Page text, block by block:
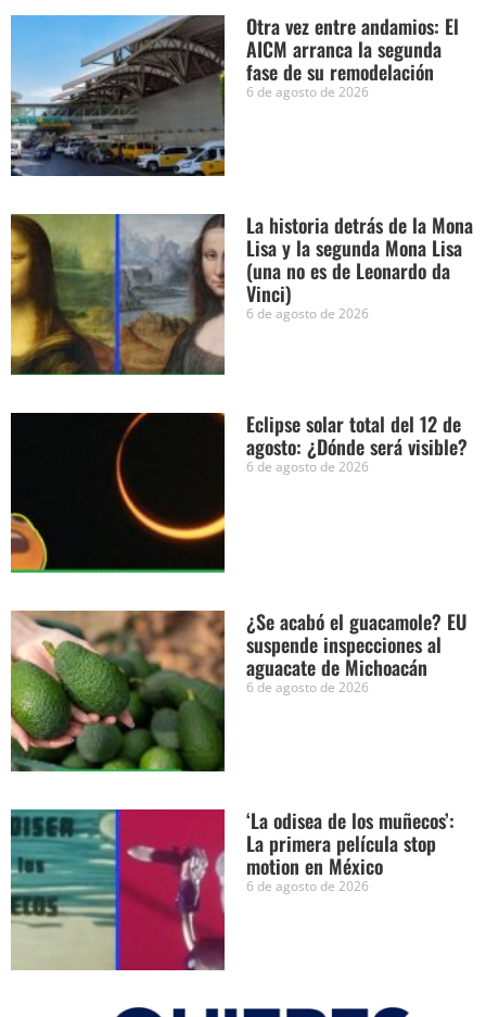
Otra vez entre andamios: El
AICM arranca la segunda
fase de su remodelación
6 de agosto de 2026
La historia detrás de la Mona
Lisa y la segunda Mona Lisa
(una no es de Leonardo da
Vinci)
6 de agosto de 2026
Eclipse solar total del 12 de
agosto: ¿Dónde será visible?
6 de agosto de 2026
¿Se acabó el guacamole? EU
suspende inspecciones al
aguacate de Michoacán
6 de agosto de 2026
‘La odisea de los muñecos’:
La primera película stop
motion en México
6 de agosto de 2026